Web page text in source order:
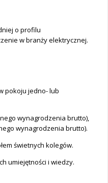
o profilu
w branży elektrycznej.
jedno- lub
wynagrodzenia brutto),
wynagrodzenia brutto).
świetnych kolegów.
umiejętności i wiedzy.